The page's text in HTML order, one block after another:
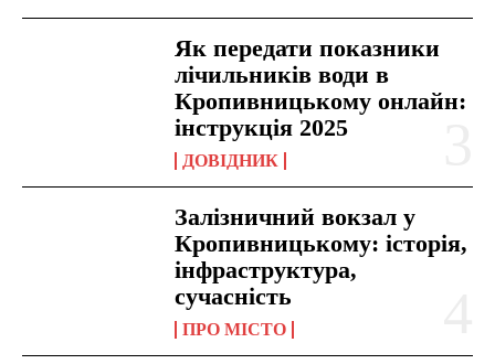
Як передати показники
лічильників води в
Кропивницькому онлайн:
інструкція 2025
ДОВІДНИК
Залізничний вокзал у
Кропивницькому: історія,
інфраструктура,
сучасність
ПРО МІСТО